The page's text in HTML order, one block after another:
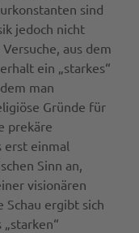
sind
jedoch nicht
aus dem
ein „starkes“
man
Gründe für
prekäre
erst einmal
Sinn an,
visionären
Schau ergibt sich